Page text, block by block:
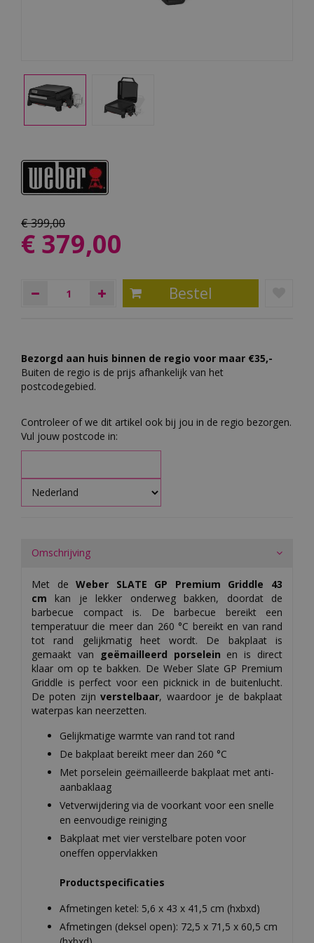
€399,00
€ 379,00
Bezorgd aan huis binnen de regio voor maar €35,-
Buiten de regio is de prijs afhankelijk van het
postcodegebied.
Controleer of we dit artikel ook bij jou in de regio bezorgen.
Vul jouw postcode in:
Omschrijving
Met deWeber SLATE GP Premium Griddle 43
cm kan je lekker onderweg bakken, doordat de
barbecue compact is. De barbecue bereikt een
temperatuur die meer dan 260 °C bereikt en van rand
tot rand gelijkmatig heet wordt. De bakplaat is
gemaakt van
geëmailleerd porselein en is direct
klaar om op te bakken. De Weber Slate GP Premium
Griddle is perfect voor een picknick in de buitenlucht.
De poten zijnverstelbaar, waardoor je de bakplaat
waterpas kan neerzetten.
Gelijkmatige warmte van rand tot rand
De bakplaat bereikt meer dan 260 °C
Met porselein geëmailleerde bakplaat met anti-
aanbaklaag
Vetverwijdering via de voorkant voor een snelle
en eenvoudige reiniging
Bakplaat met vier verstelbare poten voor
oneffen oppervlakken
Productspecificaties
Afmetingen ketel: 5,6 x 43 x 41,5 cm (hxbxd)
Afmetingen (deksel open): 72,5 x 71,5 x 60,5 cm